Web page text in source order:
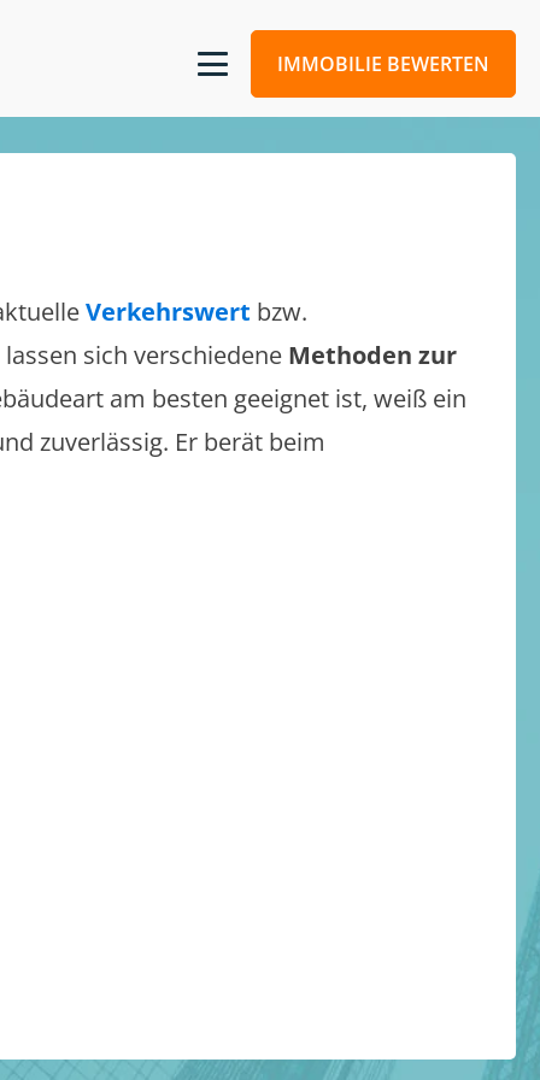
IMMOBILIE BEWERTEN
Verkehrswert bzw.
sich verschiedene Methoden zur
am besten geeignet ist, weiß ein
zuverlässig. Er berät beim